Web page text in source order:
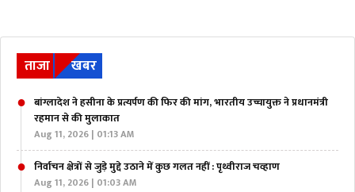
ताजा खबर
बांग्लादेश ने हसीना के प्रत्यर्पण की फिर की मांग, भारतीय उच्चायुक्त ने प्रधानमंत्री
रहमान से की मुलाकात
Aug 11, 2026 | 01:13 AM
निर्वाचन क्षेत्रों से जुड़े मुद्दे उठाने में कुछ गलत नहीं : पृथ्वीराज चव्हाण
Aug 11, 2026 | 01:03 AM